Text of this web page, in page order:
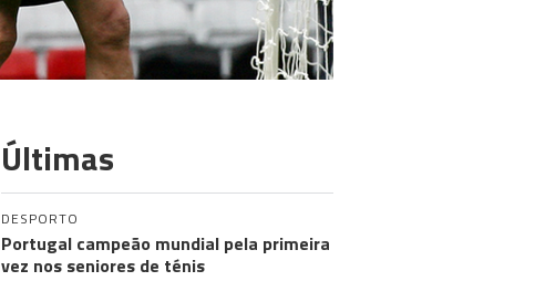
Últimas
DESPORTO
Portugal campeão mundial pela primeira
vez nos seniores de ténis